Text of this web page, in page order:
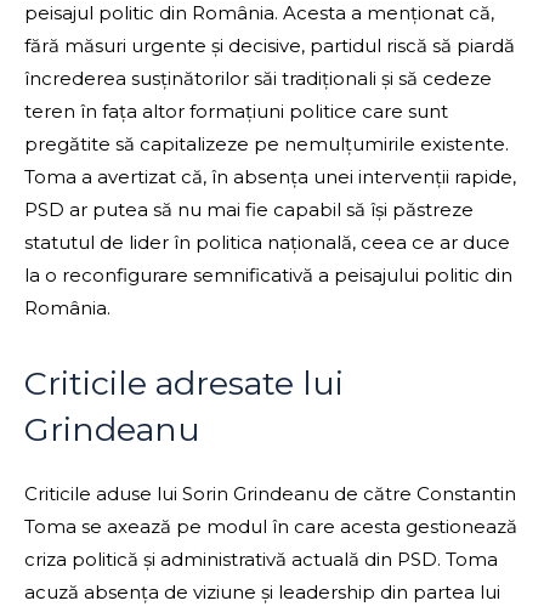
peisajul politic din România. Acesta a menționat că,
fără măsuri urgente și decisive, partidul riscă să piardă
încrederea susținătorilor săi tradiționali și să cedeze
teren în fața altor formațiuni politice care sunt
pregătite să capitalizeze pe nemulțumirile existente.
Toma a avertizat că, în absența unei intervenții rapide,
PSD ar putea să nu mai fie capabil să își păstreze
statutul de lider în politica națională, ceea ce ar duce
la o reconfigurare semnificativă a peisajului politic din
România.
Criticile adresate lui
Grindeanu
Criticile aduse lui Sorin Grindeanu de către Constantin
Toma se axează pe modul în care acesta gestionează
criza politică și administrativă actuală din PSD. Toma
acuză absența de viziune și leadership din partea lui